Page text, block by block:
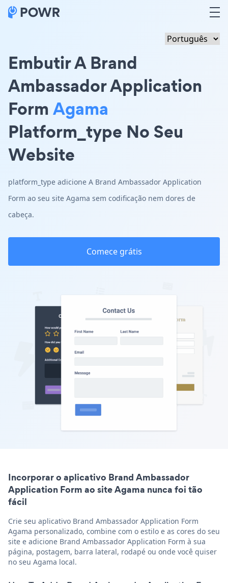
Embutir A Brand
Ambassador Application
Form Agama
Platform_type No Seu
Website
platform_type adicione A Brand Ambassador Application
Form ao seu site Agama sem codificação nem dores de
cabeça.
Comece grátis
Incorporar o aplicativo Brand Ambassador
Application Form ao site Agama nunca foi tão
fácil
Crie seu aplicativo Brand Ambassador Application Form
Agama personalizado, combine com o estilo e as cores do seu
site e adicione Brand Ambassador Application Form à sua
página, postagem, barra lateral, rodapé ou onde você quiser
no seu Agama local.